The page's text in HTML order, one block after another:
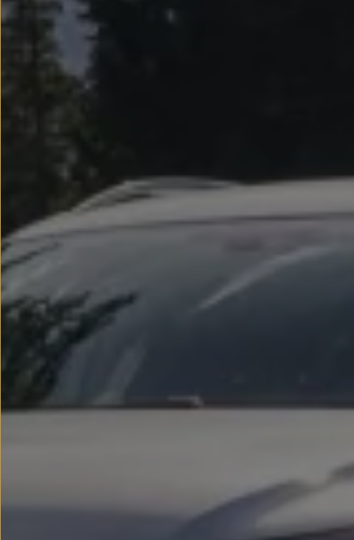
Personalización
Carga
Modelos anteriores
Beetle
Scirocco
Jetta
Tiguan
Touareg
Touran